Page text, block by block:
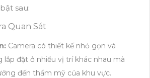
sau:
Quan Sát
Camera có thiết kế nhỏ gọn và
lắp đặt ở nhiều vị trí khác nhau mà
đến thẩm mỹ của khu vực.